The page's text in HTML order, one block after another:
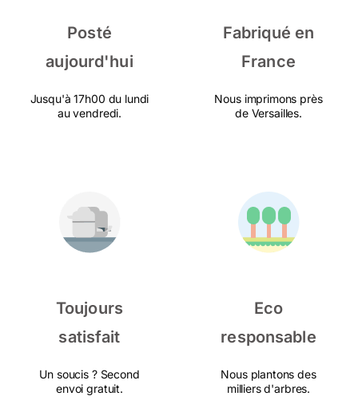
Posté
aujourd'hui
Jusqu'à 17h00 du lundi
au vendredi.
Fabriqué en
France
Nous imprimons près
de Versailles.
Toujours
satisfait
Un soucis ? Second
envoi gratuit.
Eco
responsable
Nous plantons des
milliers d'arbres.